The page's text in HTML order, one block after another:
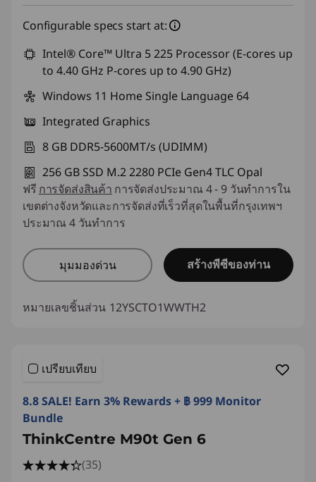
ใช้ eCoupon :88SALETH
Configurable specs start at:
Intel® Core™ Ultra 5 225 Processor (E-cores up
to 4.40 GHz P-cores up to 4.90 GHz)
Windows 11 Home Single Language 64
Integrated Graphics
8 GB DDR5-5600MT/s (UDIMM)
256 GB SSD M.2 2280 PCIe Gen4 TLC Opal
ฟรี การจัดส่งสินค้า การจัดส่งประมาณ 4 - 9 วันทำการใน
เขตต่างจังหวัดและการจัดส่งที่เร็วที่สุดในพื้นที่กรุงเทพฯ
ประมาณ 4 วันทำการ
มุมมองด่วน สร้างพีซีของท่าน
หมายเลขชิ้นส่วน 12YSCTO1WWTH2
เปรียบเทียบ
8.8 SALE! Earn 3% Rewards + ฿ 999 Monitor
Bundle
ThinkCentre M90t Gen 6
(35)